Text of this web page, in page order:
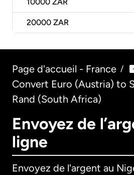
10000 ZAR
20000 ZAR
Page d'accueil - France /
Convert Euro (Austria) to
Rand (South Africa)
Envoyez de
ligne
Envoyez de l'argent au